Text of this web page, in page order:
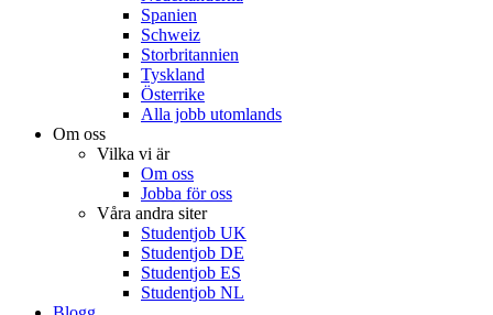
Spanien
Schweiz
Storbritannien
Tyskland
Österrike
Alla jobb utomlands
Om oss
Vilka vi är
Om oss
Jobba för oss
Våra andra siter
Studentjob UK
Studentjob DE
Studentjob ES
Studentjob NL